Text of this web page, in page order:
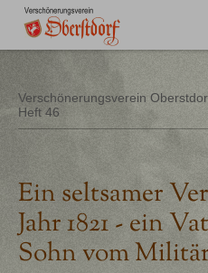
Willkommen
Aktuell
Unser Oberstdorf
Flurnamen
Literatur
Kontakt
Verschönerungsverein
Heft 46
Ein seltsamer
Jahr 1821 - ein
Sohn vom